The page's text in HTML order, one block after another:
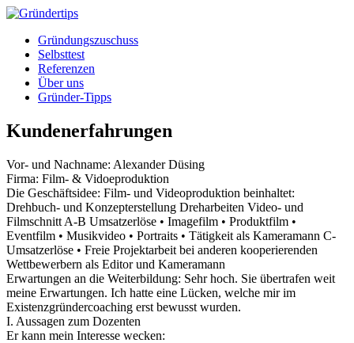
Gründungszuschuss
Selbsttest
Referenzen
Über uns
Gründer-Tipps
Kundenerfahrungen
Vor- und Nachname: Alexander Düsing
Firma: Film- & Vidoeproduktion
Die Geschäftsidee: Film- und Videoproduktion beinhaltet:
Drehbuch- und Konzepterstellung Dreharbeiten Video- und
Filmschnitt A-B Umsatzerlöse • Imagefilm • Produktfilm •
Eventfilm • Musikvideo • Portraits • Tätigkeit als Kameramann C-
Umsatzerlöse • Freie Projektarbeit bei anderen kooperierenden
Wettbewerbern als Editor und Kameramann
Erwartungen an die Weiterbildung: Sehr hoch. Sie übertrafen weit
meine Erwartungen. Ich hatte eine Lücken, welche mir im
Existenzgründercoaching erst bewusst wurden.
I. Aussagen zum Dozenten
Er kann mein Interesse wecken: